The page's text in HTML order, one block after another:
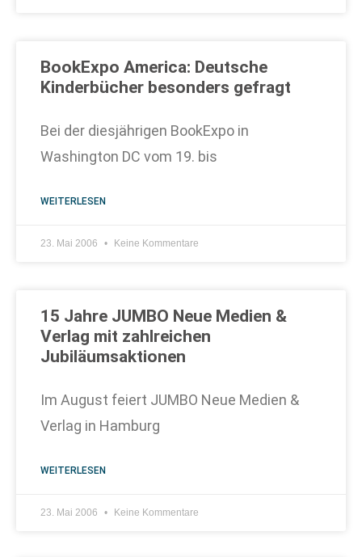
BookExpo America: Deutsche
Kinderbücher besonders gefragt
Bei der diesjährigen BookExpo in
Washington DC vom 19. bis
WEITERLESEN
23. Mai 2006 Keine Kommentare
15 Jahre JUMBO Neue Medien &
Verlag mit zahlreichen
Jubiläumsaktionen
Im August feiert JUMBO Neue Medien &
Verlag in Hamburg
WEITERLESEN
23. Mai 2006 Keine Kommentare